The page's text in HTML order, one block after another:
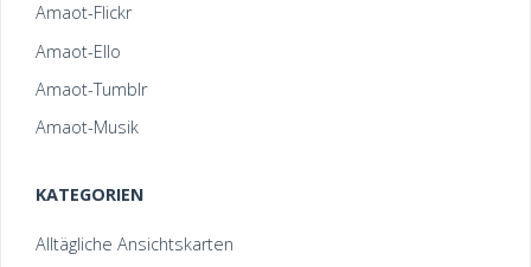
Amaot-Flickr
Amaot-Ello
Amaot-Tumblr
Amaot-Musik
KATEGORIEN
Alltägliche Ansichtskarten